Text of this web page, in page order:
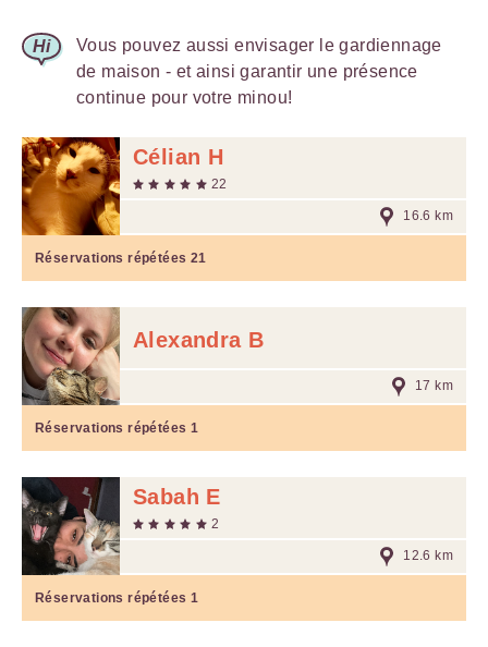
Vous pouvez aussi envisager le gardiennage
de maison - et ainsi garantir une présence
continue pour votre minou!
Célian H
22
16.6 km
Réservations répétées 21
Alexandra B
17 km
Réservations répétées 1
Sabah E
2
12.6 km
Réservations répétées 1